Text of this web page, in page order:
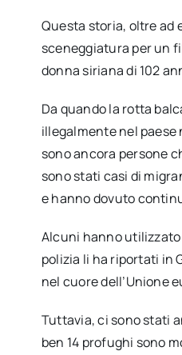
Questa storia, oltre ad
sceneggiatura per un
donna siriana di 102
Da quando la rotta
illegalmente nel paese
sono ancora persone
sono stati casi di
e hanno dovuto
Alcuni hanno utilizzato
polizia li ha riportati in
nel cuore dell’Unione
Tuttavia, ci sono stati
ben 14 profughi sono